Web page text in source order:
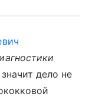
дело не